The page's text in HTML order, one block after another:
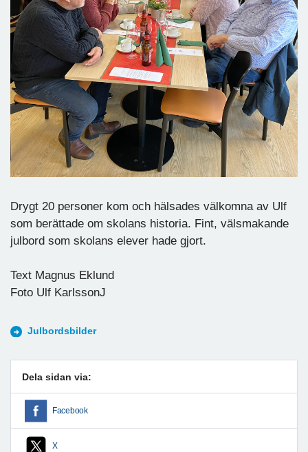
Drygt 20 personer kom och hälsades välkomna av Ulf
som berättade om skolans historia. Fint, välsmakande
julbord som skolans elever hade gjort.
Text Magnus Eklund
Foto Ulf KarlssonJ
Julbordsbilder
Dela sidan via:
Facebook
X